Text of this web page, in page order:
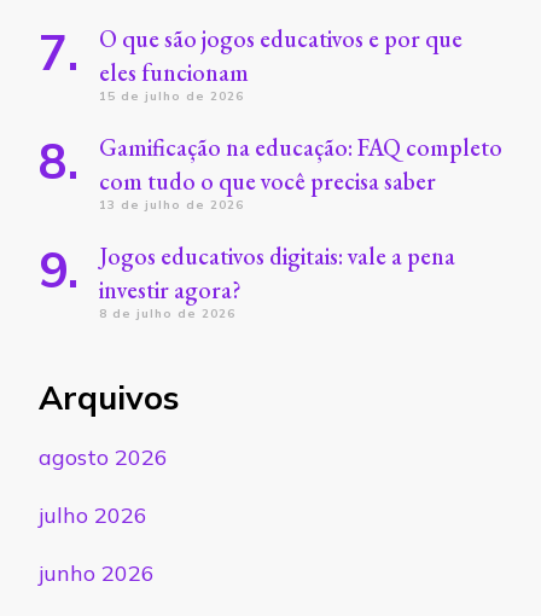
O que são jogos educativos e por que
eles funcionam
15 de julho de 2026
Gamificação na educação: FAQ completo
com tudo o que você precisa saber
13 de julho de 2026
Jogos educativos digitais: vale a pena
investir agora?
8 de julho de 2026
Arquivos
agosto 2026
julho 2026
junho 2026